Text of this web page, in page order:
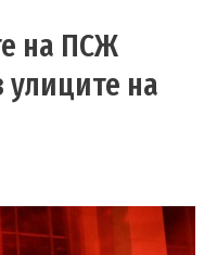
на ПСЖ
улиците на